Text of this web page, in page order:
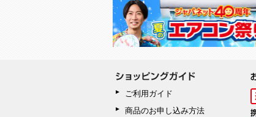
ご利用ガイド
商品のお申し込み方法